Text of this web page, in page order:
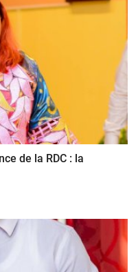
de la RDC : la